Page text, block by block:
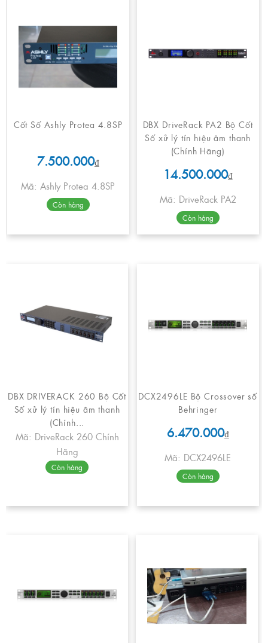
Cốt Số Ashly Protea 4.8SP
7.500.000₫
Mã: Ashly Protea 4.8SP
Còn hàng
DBX DriveRack PA2 Bộ Cốt
Số xử lý tín hiệu âm thanh
(Chính Hãng)
14.500.000₫
Mã: DriveRack PA2
Còn hàng
DBX DRIVERACK 260 Bộ Cốt
Số xử lý tín hiệu âm thanh
(Chính...
Mã: DriveRack 260 Chính
Hãng
Còn hàng
DCX2496LE Bộ Crossover số
Behringer
6.470.000₫
Mã: DCX2496LE
Còn hàng